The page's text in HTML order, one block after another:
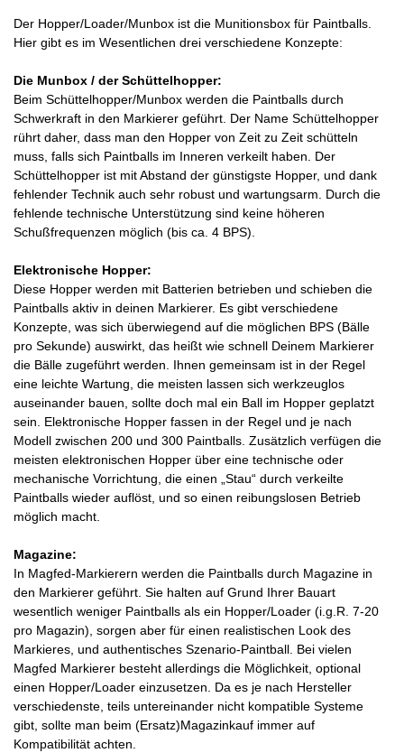
Der Hopper/Loader/Munbox ist die Munitionsbox für Paintballs.
Hier gibt es im Wesentlichen drei verschiedene Konzepte:
Die Munbox / der Schüttelhopper:
Beim Schüttelhopper/Munbox werden die Paintballs durch
Schwerkraft in den Markierer geführt. Der Name Schüttelhopper
rührt daher, dass man den Hopper von Zeit zu Zeit schütteln
muss, falls sich Paintballs im Inneren verkeilt haben. Der
Schüttelhopper ist mit Abstand der günstigste Hopper, und dank
fehlender Technik auch sehr robust und wartungsarm. Durch die
fehlende technische Unterstützung sind keine höheren
Schußfrequenzen möglich (bis ca. 4 BPS).
Elektronische Hopper:
Diese Hopper werden mit Batterien betrieben und schieben die
Paintballs aktiv in deinen Markierer. Es gibt verschiedene
Konzepte, was sich überwiegend auf die möglichen BPS (Bälle
pro Sekunde) auswirkt, das heißt wie schnell Deinem Markierer
die Bälle zugeführt werden. Ihnen gemeinsam ist in der Regel
eine leichte Wartung, die meisten lassen sich werkzeuglos
auseinander bauen, sollte doch mal ein Ball im Hopper geplatzt
sein. Elektronische Hopper fassen in der Regel und je nach
Modell zwischen 200 und 300 Paintballs. Zusätzlich verfügen die
meisten elektronischen Hopper über eine technische oder
mechanische Vorrichtung, die einen „Stau“ durch verkeilte
Paintballs wieder auflöst, und so einen reibungslosen Betrieb
möglich macht.
Magazine:
In Magfed-Markierern werden die Paintballs durch Magazine in
den Markierer geführt. Sie halten auf Grund Ihrer Bauart
wesentlich weniger Paintballs als ein Hopper/Loader (i.g.R. 7-20
pro Magazin), sorgen aber für einen realistischen Look des
Markieres, und authentisches Szenario-Paintball. Bei vielen
Magfed Markierer besteht allerdings die Möglichkeit, optional
einen Hopper/Loader einzusetzen. Da es je nach Hersteller
verschiedenste, teils untereinander nicht kompatible Systeme
gibt, sollte man beim (Ersatz)Magazinkauf immer auf
Kompatibilität achten.